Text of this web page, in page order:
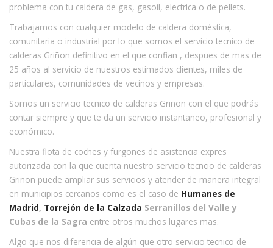
problema con tu caldera de gas, gasoil, electrica o de pellets.
Trabajamos con cualquier modelo de caldera doméstica,
comunitaria o industrial por lo que somos el servicio tecnico de
calderas Griñon definitivo en el que confian , despues de mas de
25 años al servicio de nuestros estimados clientes, miles de
particulares, comunidades de vecinos y empresas.
Somos un servicio tecnico de calderas Griñon con el que podrás
contar siempre y que te da un servicio instantaneo, profesional y
económico.
Nuestra flota de coches y furgones de asistencia expres
autorizada con la que cuenta nuestro servicio tecncio de calderas
Griñon puede ampliar sus servicios y atender de manera integral
en municipios cercanos como es el caso de Humanes de
Madrid, Torrejón de la Calzada Serranillos del Valle y
Cubas de la Sagra entre otros muchos lugares mas.
Algo que nos diferencia de algún que otro servicio tecnico de